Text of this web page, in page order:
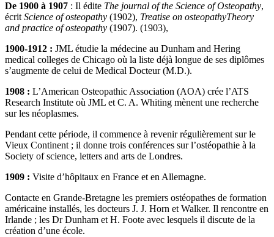
De 1900 à 1907 : Il édite The journal of the Science of Osteopathy,
écrit Science of osteopathy (1902), Treatise on osteopathyTheory
and practice of osteopathy (1907). (1903),
1900-1912 : JML étudie la médecine au Dunham and Hering
medical colleges de Chicago où la liste déjà longue de ses diplômes
s’augmente de celui de Medical Docteur (M.D.).
1908 : L’American Osteopathic Association (AOA) crée l’ATS
Research Institute où JML et C. A. Whiting mènent une recherche
sur les néoplasmes.
Pendant cette période, il commence à revenir régulièrement sur le
Vieux Continent ; il donne trois conférences sur l’ostéopathie à la
Society of science, letters and arts de Londres.
1909 : Visite d’hôpitaux en France et en Allemagne.
Contacte en Grande-Bretagne les premiers ostéopathes de formation
américaine installés, les docteurs J. J. Horn et Walker. Il rencontre en
Irlande ; les Dr Dunham et H. Foote avec lesquels il discute de la
création d’une école.